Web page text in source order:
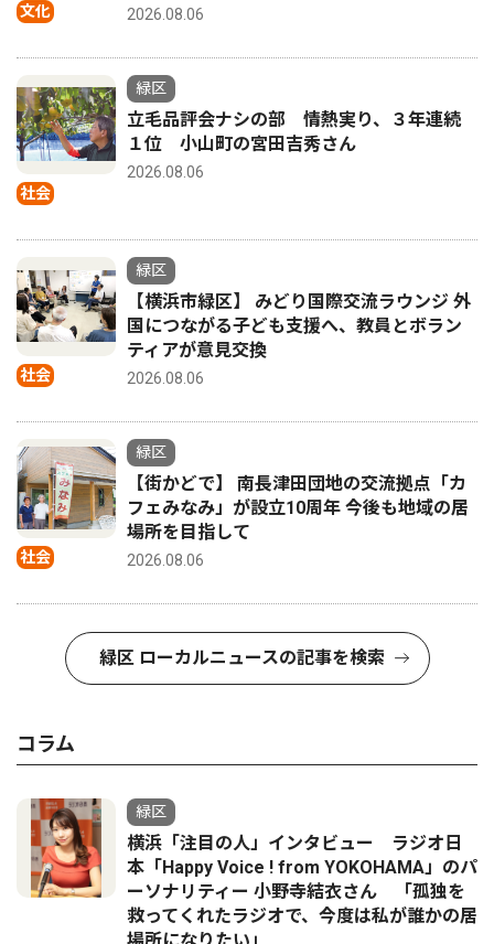
文化 2026.08.06
社会
緑区
立毛品評会ナシの部 情熱実り、３年連続
１位 小山町の宮田吉秀さん
2026.08.06
社会
緑区
【横浜市緑区】 みどり国際交流ラウンジ 外
国につながる子ども支援へ、教員とボラン
ティアが意見交換
2026.08.06
社会
緑区
【街かどで】 南長津田団地の交流拠点「カ
フェみなみ」が設立10周年 今後も地域の居
場所を目指して
2026.08.06
緑区 ローカルニュースの記事を検索
コラム
緑区
横浜「注目の人」インタビュー ラジオ日
本「Happy Voice ! from YOKOHAMA」のパ
ーソナリティー 小野寺結衣さん 「孤独を
救ってくれたラジオで、今度は私が誰かの居
場所になりたい」